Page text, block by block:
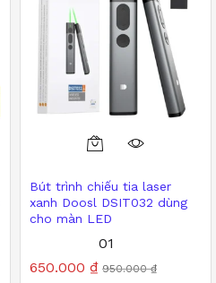
Bút trình chiếu tia laser
xanh Doosl DSIT032 dùng
cho màn LED
Được xếp
01
650.000 ₫ 950.000₫